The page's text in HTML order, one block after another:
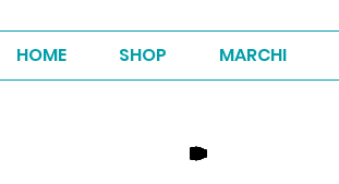
HOME SHOP MARCHI